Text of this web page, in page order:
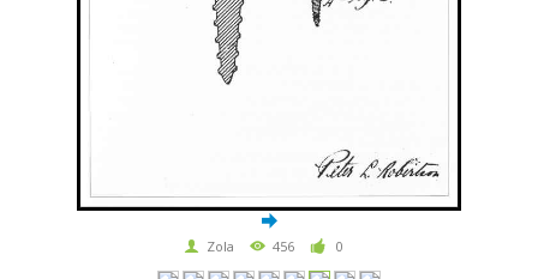
Zola 456 0